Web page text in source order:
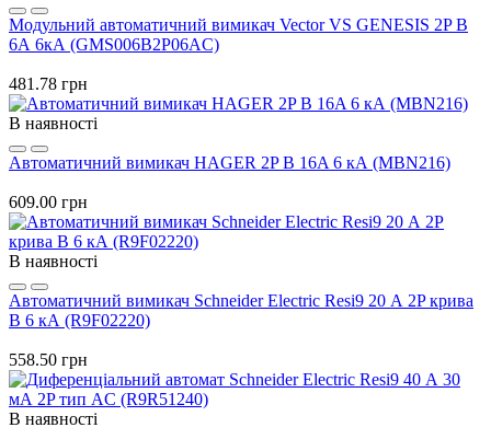
Модульний автоматичний вимикач Vector VS GENESIS 2P B
6А 6кА (GMS006B2P06AC)
481.78 грн
В наявності
Автоматичний вимикач HAGER 2P B 16A 6 кА (MBN216)
609.00 грн
В наявності
Автоматичний вимикач Schneider Electric Resi9 20 А 2P крива
B 6 кА (R9F02220)
558.50 грн
В наявності